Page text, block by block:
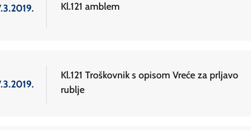
Kl.121 amblem
Kl.121 Troškovnik s opisom Vreće za prljavo
rublje